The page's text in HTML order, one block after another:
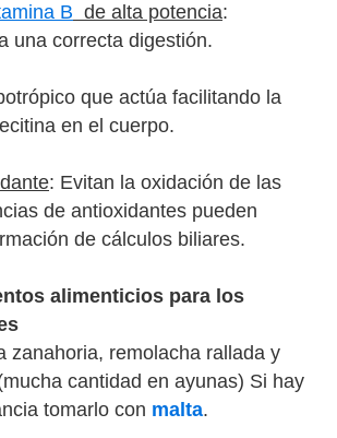
B de alta potencia:
una correcta digestión.
que actúa facilitando la
en el cuerpo.
: Evitan la oxidación de las
de antioxidantes pueden
de cálculos biliares.
alimenticios para los
zanahoria, remolacha rallada y
cantidad en ayunas) Si hay
tomarlo con malta.